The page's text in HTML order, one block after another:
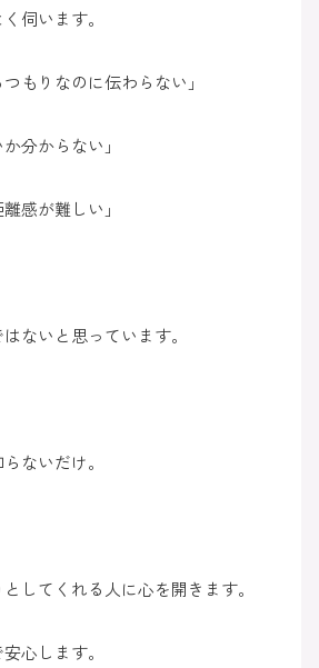
伺います。
つもりなのに伝わらない」
分からない」
感が難しい」
ないと思っています。
ないだけ。
してくれる人に心を開きます。
心します。